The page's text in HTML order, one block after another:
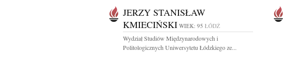
JERZY STANISŁAW
KMIECIŃSKI WIEK: 95 ŁÓDŹ
Wydział Studiów Międzynarodowych i
Politologicznych Uniwersytetu Łódzkiego ze...